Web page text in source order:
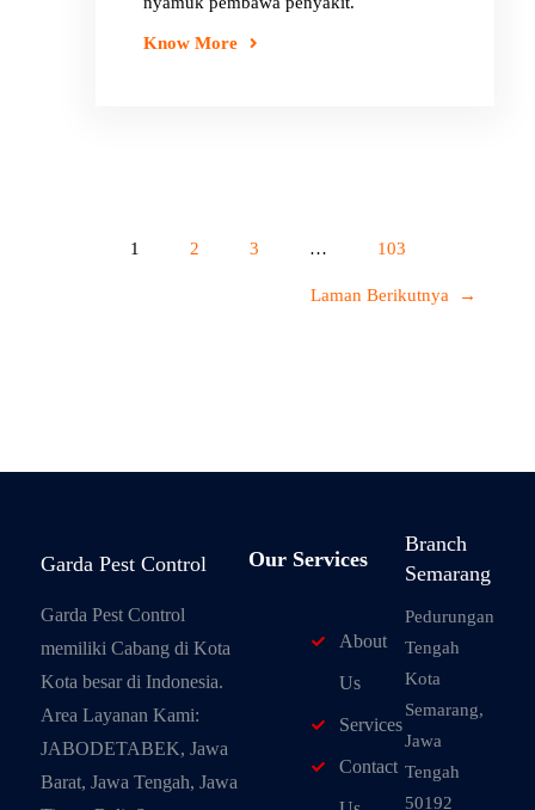
Know More
1 2 3 … 103
Laman Berikutnya →
Garda Pest Control
Garda Pest Control
memiliki Cabang di Kota
Kota besar di Indonesia.
Area Layanan Kami:
JABODETABEK, Jawa
Barat, Jawa Tengah, Jawa
Our Services
About
Us
Services
Contact
Branch
Semarang
Pedurungan
Tengah
Kota
Semarang,
Jawa
Tengah
50192